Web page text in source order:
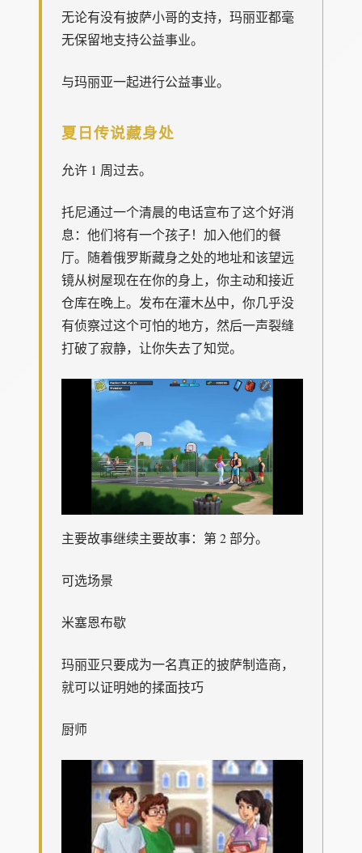
无论有没有披萨小哥的支持，玛丽亚都毫
无保留地支持公益事业。
与玛丽亚一起进行公益事业。
夏日传说藏身处
允许 1 周过去。
托尼通过一个清晨的电话宣布了这个好消
息：他们将有一个孩子！加入他们的餐
厅。随着俄罗斯藏身之处的地址和该望远
镜从树屋现在在你的身上，你主动和接近
仓库在晚上。发布在灌木丛中，你几乎没
有侦察过这个可怕的地方，然后一声裂缝
打破了寂静，让你失去了知觉。
主要故事继续主要故事：第 2 部分。
可选场景
米塞恩布歇
玛丽亚只要成为一名真正的披萨制造商，
就可以证明她的揉面技巧
厨师